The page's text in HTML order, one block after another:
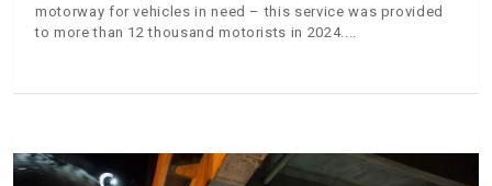
motorway for vehicles in need – this service was provided
to more than 12 thousand motorists in 2024.